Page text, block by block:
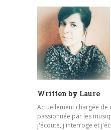
Written by Laure
Actuellement chargée de
passionnée par les
j'écoute, j'interroge et